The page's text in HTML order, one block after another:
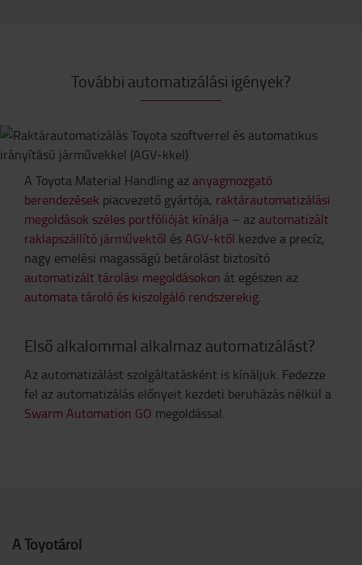
További automatizálási igények?
A Toyota Material Handling az anyagmozgató
berendezések piacvezető gyártója, raktárautomatizálási
megoldások széles portfólióját kínálja – az automatizált
raklapszállító járművektől ésAGV-ktől kezdve a precíz,
nagy emelési magasságú betárolást biztosító
automatizált tárolási megoldásokon át egészen az
automata tároló és kiszolgáló rendszerekig.
Első alkalommal alkalmaz automatizálást?
Az automatizálást szolgáltatásként is kínáljuk. Fedezze
fel az automatizálás előnyeit kezdeti beruházás nélkül a
Swarm Automation GO megoldással.
A Toyotáról